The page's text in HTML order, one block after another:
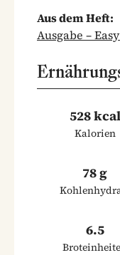
Aus dem Heft:
Ausgabe –
528 kcal
Kalorien
78 g
6.5